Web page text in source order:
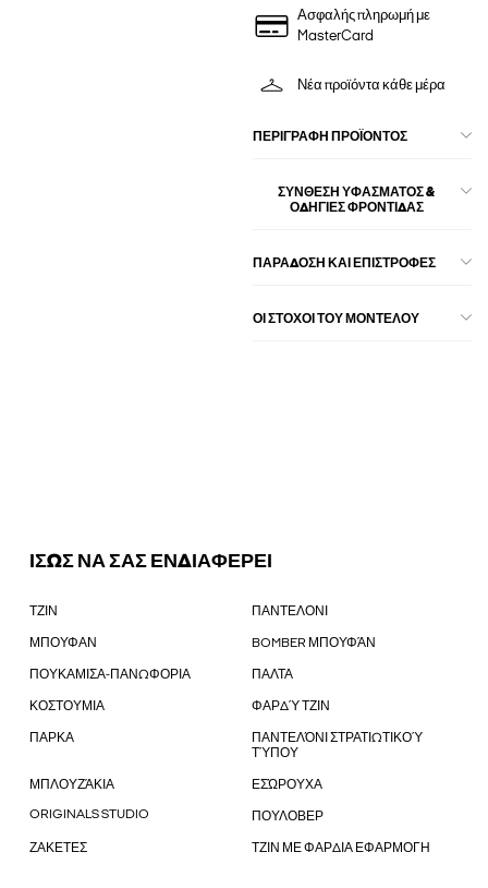
Ασφαλής πληρωμή με
MasterCard
Νέα προϊόντα κάθε μέρα
ΠΕΡΙΓΡΑΦΉ ΠΡΟΪΌΝΤΟΣ
ΣΎΝΘΕΣΗ ΥΦΆΣΜΑΤΟΣ &
ΟΔΗΓΊΕΣ ΦΡΟΝΤΊΔΑΣ
ΠΑΡΑΔΟΣΗ ΚΑΙ ΕΠΙΣΤΡΟΦΕΣ
ΟΙ ΣΤΌΧΟΙ ΤΟΥ ΜΟΝΤΈΛΟΥ
ΙΣΩΣ ΝΑ ΣΑΣ ΕΝΔΙΑΦΕΡΕΙ
ΤΖΙΝ ΠΑΝΤΕΛΟΝΙ
ΜΠΟΥΦΑΝ BOMBER ΜΠΟΥΦΆΝ
ΠΟΥΚΑΜΙΣΑ-ΠΑΝΩΦΟΡΙΑ ΠΑΛΤΑ
ΚΟΣΤΟΥΜΙΑ ΦΑΡΔΎ ΤΖΙΝ
ΠΑΡΚΑ
ΠΑΝΤΕΛΌΝΙ ΣΤΡΑΤΙΩΤΙΚΟΎ
ΤΎΠΟΥ
ΜΠΛΟΥΖΆΚΙΑ ΕΣΏΡΟΥΧΑ
ORIGINALS STUDIO ΠΟΥΛΟΒΕΡ
ΖΑΚΕΤΕΣ ΤΖΙΝ ΜΕ ΦΑΡΔΙΑ ΕΦΑΡΜΟΓΗ